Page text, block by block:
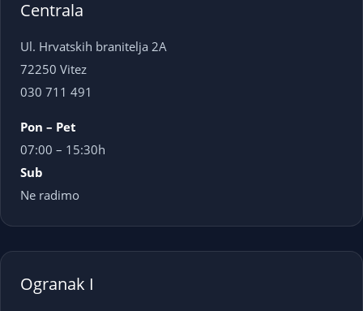
Centrala
Ul. Hrvatskih branitelja 2A
72250 Vitez
030 711 491
Pon – Pet
07:00 – 15:30h
Sub
Ne radimo
Ogranak I